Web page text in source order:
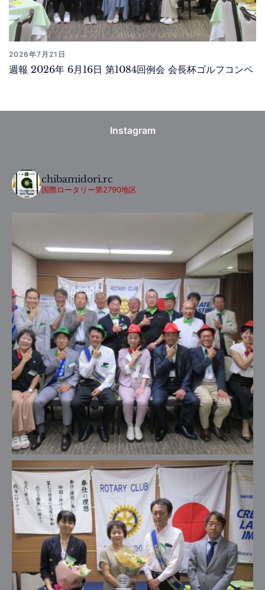
2026年7月21日
週報 2026年 6月16日 第1084回例会 会長杯ゴルフコンペ
Instagram
chibamidori.rc
国際ロータリー第2790地区